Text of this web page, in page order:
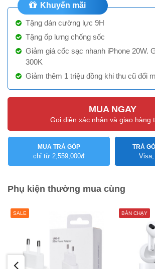
Khuyến mãi
Tặng dán cường lực 9H
Tặng ốp lưng chống sốc
Giảm giá cốc sạc nhanh iPhone 20W.
300K
Giảm thêm 1 triệu đồng khi thu cũ đổi
MUA NGAY
Gọi điện xác nhận và giao hàng
MUA TRẢ GÓP
chỉ từ 2,559,000đ
TRẢ
Phụ kiện thường mua cùng
SALE BÁN CHẠY